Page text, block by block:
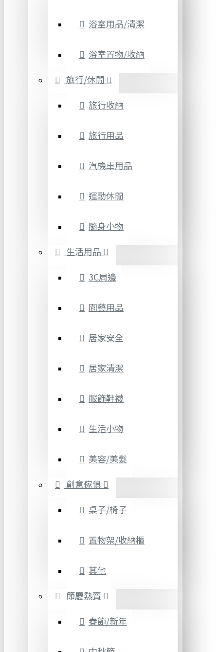
浴室用品/清潔
浴室置物/收納
旅行/休閒
旅行收納
旅行用品
汽機車用品
運動休閒
隨身小物
生活用品
3C周邊
園藝用品
居家安全
居家清潔
服飾鞋襪
生活小物
美容/美髮
創意傢俱
桌子/椅子
置物架/收納櫃
其他
節慶熱賣
春節/新年